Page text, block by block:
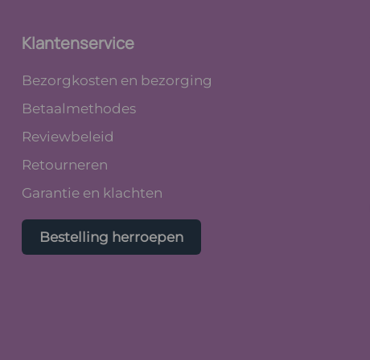
Klantenservice
Bezorgkosten en bezorging
Betaalmethodes
Reviewbeleid
Retourneren
Garantie en klachten
Bestelling herroepen